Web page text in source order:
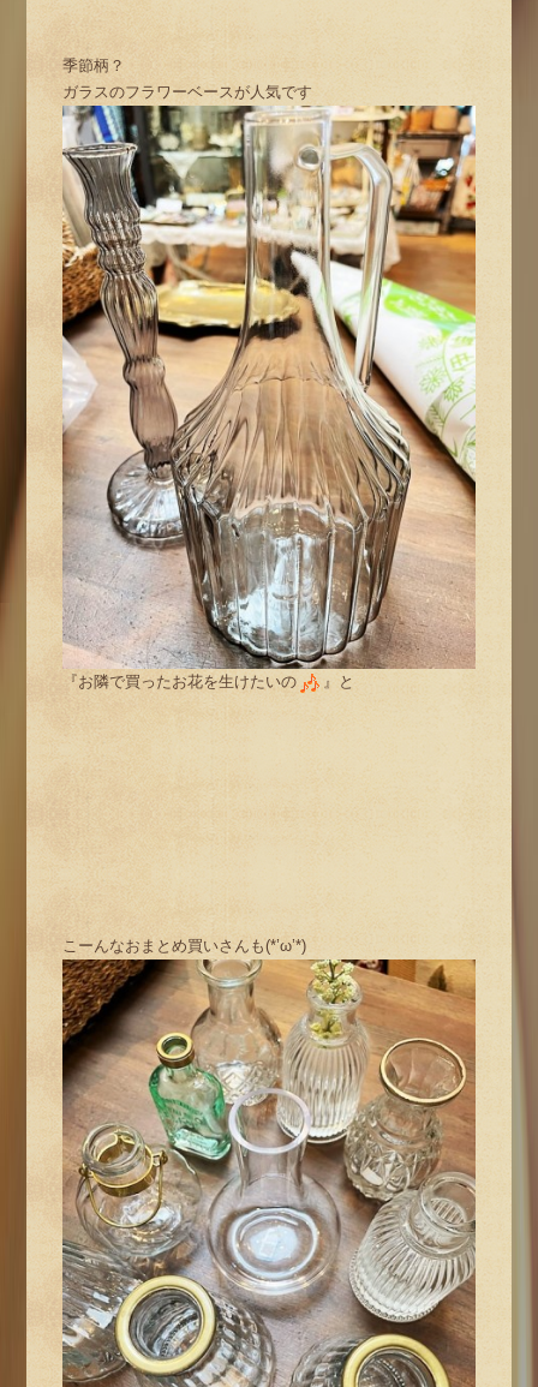
季節柄？
ガラスのフラワーベースが人気です
『お隣で買ったお花を生けたいの 』と
こーんなおまとめ買いさんも(*’ω’*)